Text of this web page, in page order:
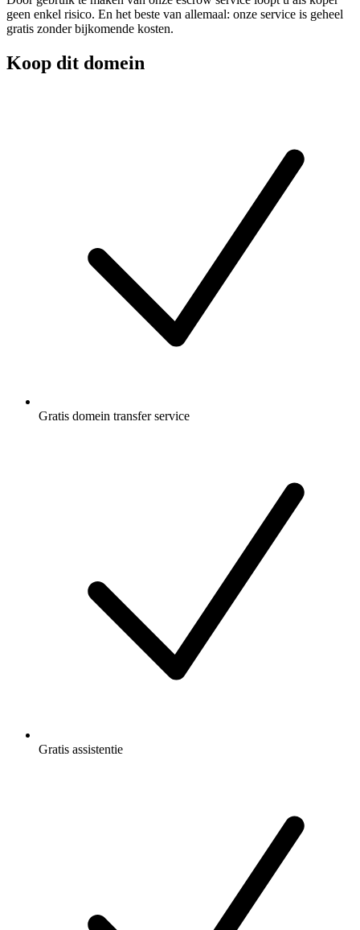
geen enkel risico. En het beste van allemaal: onze service is geheel
gratis zonder bijkomende kosten.
Koop dit domein
Gratis domein transfer service
Gratis assistentie